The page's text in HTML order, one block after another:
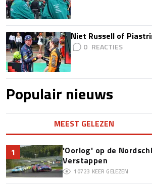
Niet Russell of
0
Populair nieuws
MEEST GELEZEN
1
'Oorlog' op de
Verstappen
10723 KEER GELEZEN